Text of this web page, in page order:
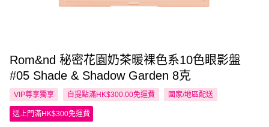
Rom&nd 秘密花園奶茶暖裸色系10色眼影盤
#05 Shade & Shadow Garden 8克
VIP尊享獨享 自提點滿HK$300.00免運費 國家/地區配送
送上門滿HK$300免運費